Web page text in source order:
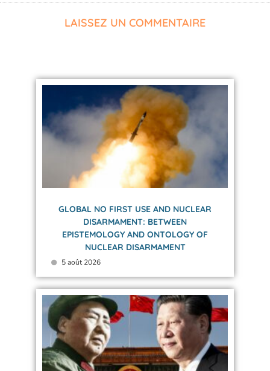
LAISSEZ UN COMMENTAIRE
GLOBAL NO FIRST USE AND NUCLEAR
DISARMAMENT: BETWEEN
EPISTEMOLOGY AND ONTOLOGY OF
NUCLEAR DISARMAMENT
5 août 2026